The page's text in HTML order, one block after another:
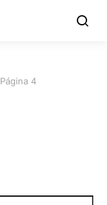
Página 4